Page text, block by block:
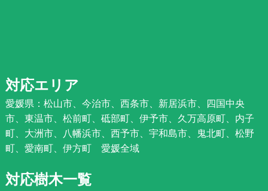
対応エリア
愛媛県：松山市、今治市、西条市、新居浜市、四国中央
市、東温市、松前町、砥部町、伊予市、久万高原町、内子
町、大洲市、八幡浜市、西予市、宇和島市、鬼北町、松野
町、愛南町、伊方町 愛媛全域
対応樹木一覧